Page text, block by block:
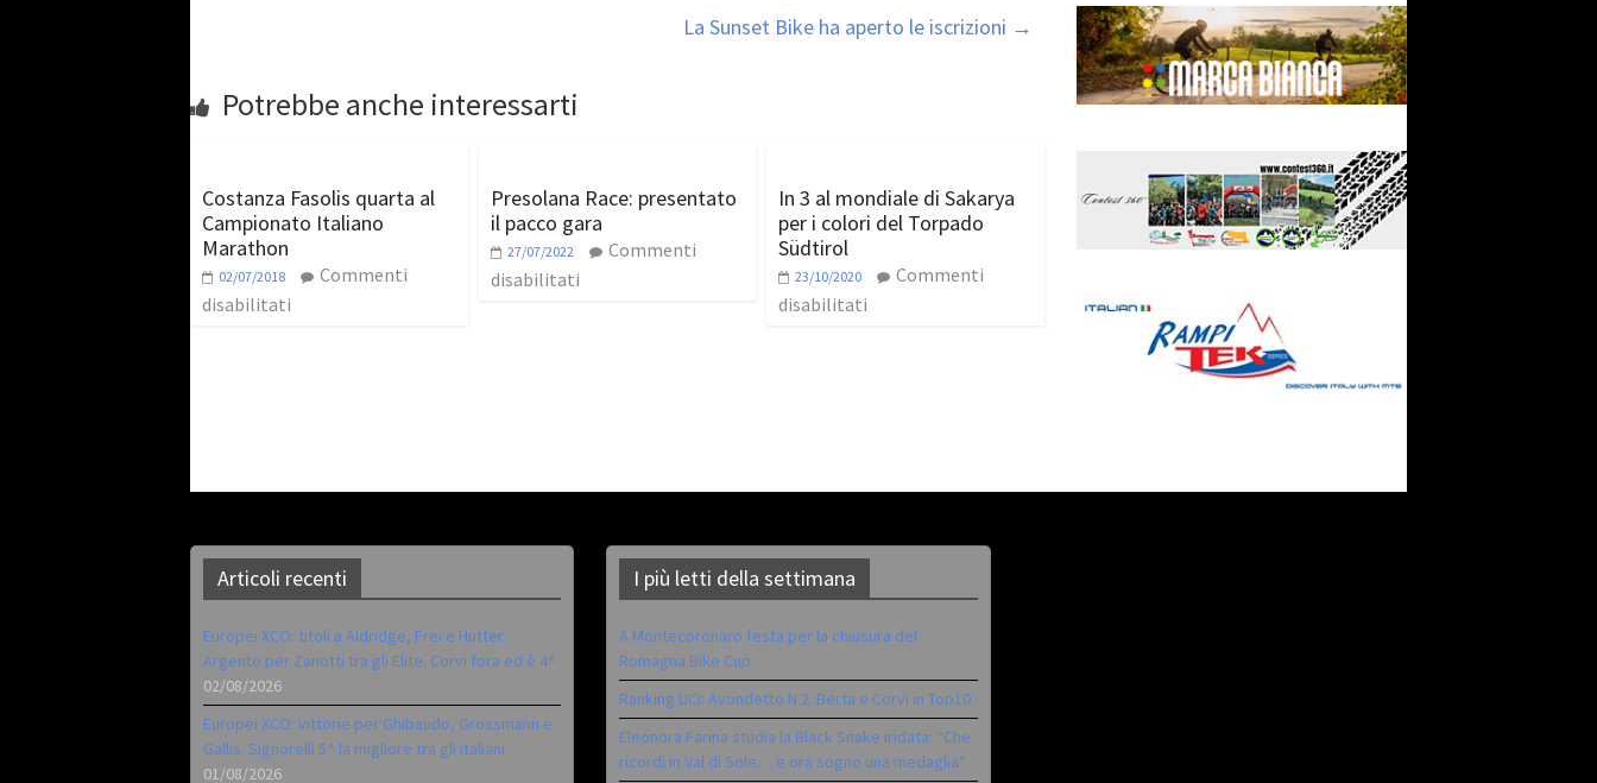
La Sunset Bike ha aperto le iscrizioni →
Potrebbe anche interessarti
Costanza Fasolis quarta al
Campionato Italiano
Marathon
02/07/2018
Commenti
disabilitati
Presolana Race: presentato
il pacco gara
27/07/2022
Commenti
disabilitati
In 3 al mondiale di Sakarya
per i colori del Torpado
Südtirol
23/10/2020
Commenti
disabilitati
Articoli recenti
Europei XCO: titoli a Aldridge, Frei e Hutter.
Argento per Zanotti tra gli Elite. Corvi fora ed è 4^
02/08/2026
Europei XCO: vittorie per Ghibaudo, Grossmann e
Gallis. Signorelli 5^ la migliore tra gli italiani
01/08/2026
I più letti della settimana
A Montecoronaro festa per la chiusura del
Romagna Bike Cup
Ranking UCI: Avondetto N.2. Berta e Corvi in Top10
Eleonora Farina studia la Black Snake iridata: “Che
ricordi in Val di Sole… e ora sogno una medaglia”